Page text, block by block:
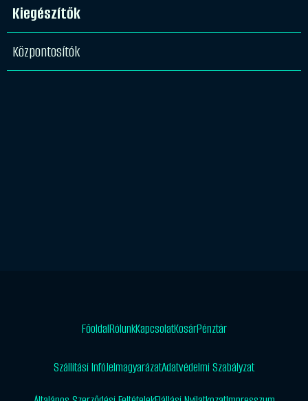
Kiegészítők
Központosítók
FőoldalRólunkKapcsolatKosárPénztár
Szállítási InfóJelmagyarázatAdatvédelmi Szabályzat